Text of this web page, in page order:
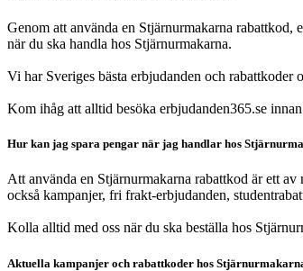
Genom att använda en Stjärnurmakarna
när du ska handla hos Stjärnurmakarna.
Vi har Sveriges bästa erbjudanden och
Kom ihåg att alltid besöka erbjudanden365.se
Hur kan jag spara pengar när jag handlar hos
Att använda en Stjärnurmakarna rabattkod är ett
också kampanjer, fri frakt-erbjudanden,
Kolla alltid med oss när du ska beställa hos
Aktuella kampanjer och rabattkoder hos